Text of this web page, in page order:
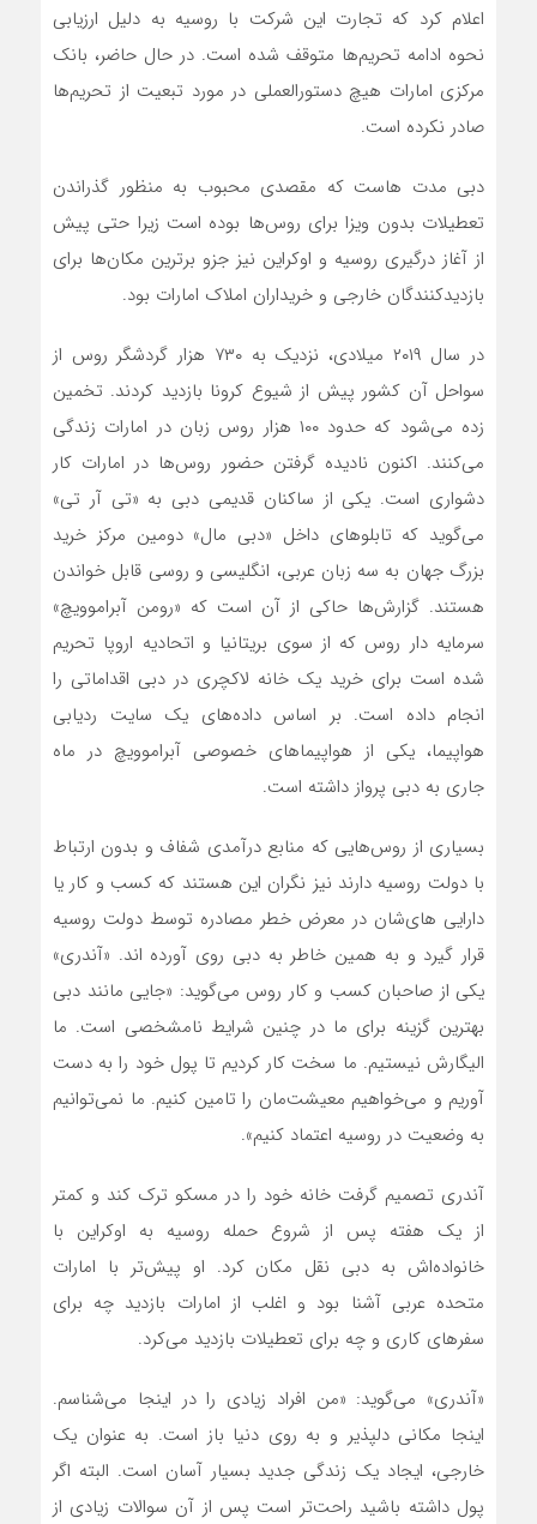
اعلام کرد که تجارت این شرکت با روسیه به دلیل ارزیابی
نحوه ادامه تحریم‌ها متوقف شده است. در حال حاضر، بانک
مرکزی امارات هیچ دستورالعملی در مورد تبعیت از تحریم‌ها
صادر نکرده است.
دبی مدت هاست که مقصدی محبوب به منظور گذراندن
تعطیلات بدون ویزا برای روس‌ها بوده است زیرا حتی پیش
از آغاز درگیری روسیه و اوکراین نیز جزو برترین مکان‌ها برای
بازدیدکنندگان خارجی و خریداران املاک امارات بود.
در سال ۲۰۱۹ میلادی، نزدیک به ۷۳۰ هزار گردشگر روس از
سواحل آن کشور پیش از شیوع کرونا بازدید کردند. تخمین
زده می‌شود که حدود ۱۰۰ هزار روس زبان در امارات زندگی
می‌کنند. اکنون نادیده گرفتن حضور روس‌ها در امارات کار
دشواری است. یکی از ساکنان قدیمی دبی به «تی آر تی»
می‌گوید که تابلوهای داخل «دبی مال» دومین مرکز خرید
بزرگ جهان به سه زبان عربی، انگلیسی و روسی قابل خواندن
هستند. گزارش‌ها حاکی از آن است که «رومن آبراموویچ»
سرمایه دار روس که از سوی بریتانیا و اتحادیه اروپا تحریم
شده است برای خرید یک خانه لاکچری در دبی اقداماتی را
انجام داده است. بر اساس داده‌های یک سایت ردیابی
هواپیما، یکی از هواپیماهای خصوصی آبراموویچ در ماه
جاری به دبی پرواز داشته است.
بسیاری از روس‌هایی که منابع درآمدی شفاف و بدون ارتباط
با دولت روسیه دارند نیز نگران این هستند که کسب و کار یا
دارایی های‌شان در معرض خطر مصادره توسط دولت روسیه
قرار گیرد و به همین خاطر به دبی روی آورده اند. «آندری»
یکی از صاحبان کسب و کار روس می‌گوید: «جایی مانند دبی
بهترین گزینه برای ما در چنین شرایط نامشخصی است. ما
الیگارش نیستیم. ما سخت کار کردیم تا پول خود را به دست
آوریم و می‌خواهیم معیشت‌مان را تامین کنیم. ما نمی‌توانیم
به وضعیت در روسیه اعتماد کنیم».
آندری تصمیم گرفت خانه خود را در مسکو ترک کند و کمتر
از یک هفته پس از شروع حمله روسیه به اوکراین با
خانواده‌اش به دبی نقل مکان کرد. او پیش‌تر با امارات
متحده عربی آشنا بود و اغلب از امارات بازدید چه برای
سفرهای کاری و چه برای تعطیلات بازدید می‌کرد.
«آندری» می‌گوید: «من افراد زیادی را در اینجا می‌شناسم.
اینجا مکانی دلپذیر و به روی دنیا باز است. به عنوان یک
خارجی، ایجاد یک زندگی جدید بسیار آسان است. البته اگر
پول داشته باشید راحت‌تر است پس از آن سوالات زیادی از